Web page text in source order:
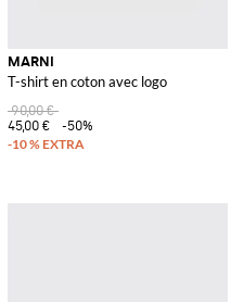
MARNI
T-shirt en coton avec logo
90,00 €
45,00 €
-50%